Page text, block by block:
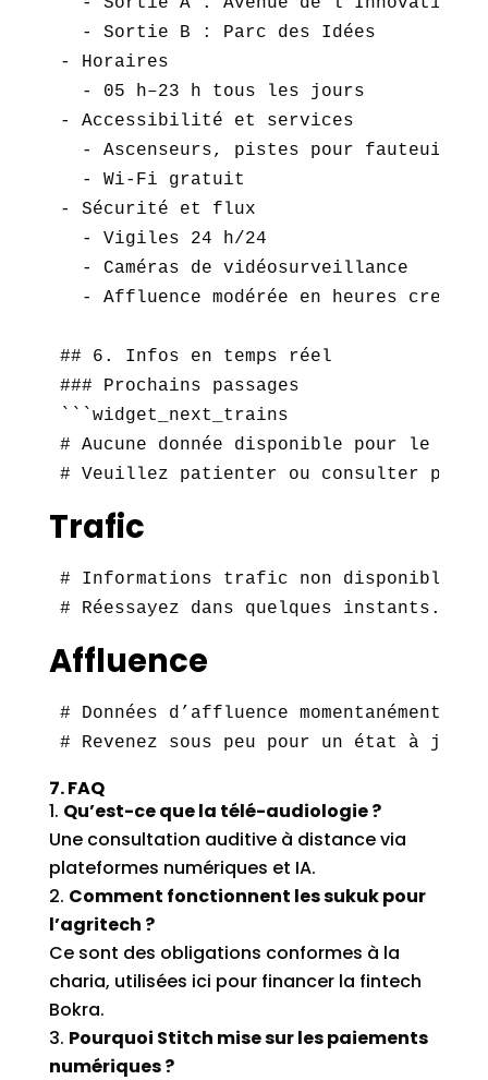
  - Sortie B : Parc des Idées
- Horaires
  - 05 h–23 h tous les jours
- Accessibilité et services
- Ascenseurs, pistes pour fauteuils
  - Wi-Fi gratuit
- Sécurité et flux
  - Vigiles 24 h/24
  - Caméras de vidéosurveillance
  - Affluence modérée en heures creuses
## 6. Infos en temps réel
### Prochains passages
```widget_next_trains
# Aucune donnée disponible pour le
# Veuillez patienter ou consulter plus
Trafic
# Informations trafic non
# Réessayez dans quelques instants.
Affluence
# Données d’affluence momentanément
# Revenez sous peu pour un état à jour.
7. FAQ
Qu’est-ce que la télé-audiologie ?
Une consultation auditive à distance via
plateformes numériques et IA.
Comment fonctionnent les sukuk pour
l’agritech ?
Ce sont des obligations conformes à la
charia, utilisées ici pour financer la fintech
Bokra.
Pourquoi Stitch mise sur les paiements
numériques ?